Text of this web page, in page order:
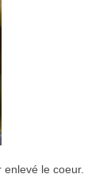
enlevé le coeur.